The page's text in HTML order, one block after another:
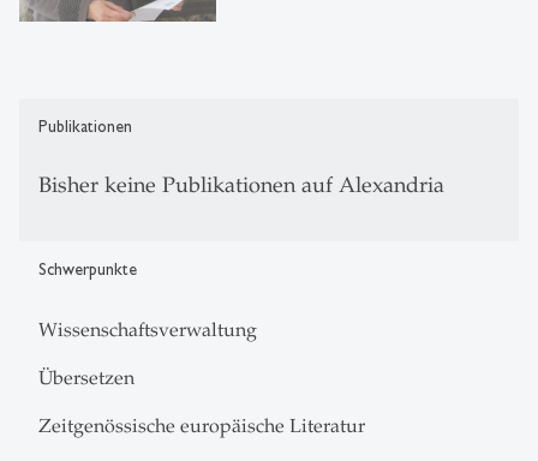
Publikationen
Bisher keine Publikationen auf Alexandria
Schwerpunkte
Wissenschaftsverwaltung
Übersetzen
Zeitgenössische europäische Literatur